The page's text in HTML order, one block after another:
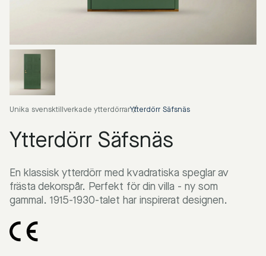
Unika svensktillverkade ytterdörrarYtterdörr Säfsnäs
Ytterdörr Säfsnäs
En klassisk ytterdörr med kvadratiska speglar av
frästa dekorspår. Perfekt för din villa - ny som
gammal. 1915-1930-talet har inspirerat designen.